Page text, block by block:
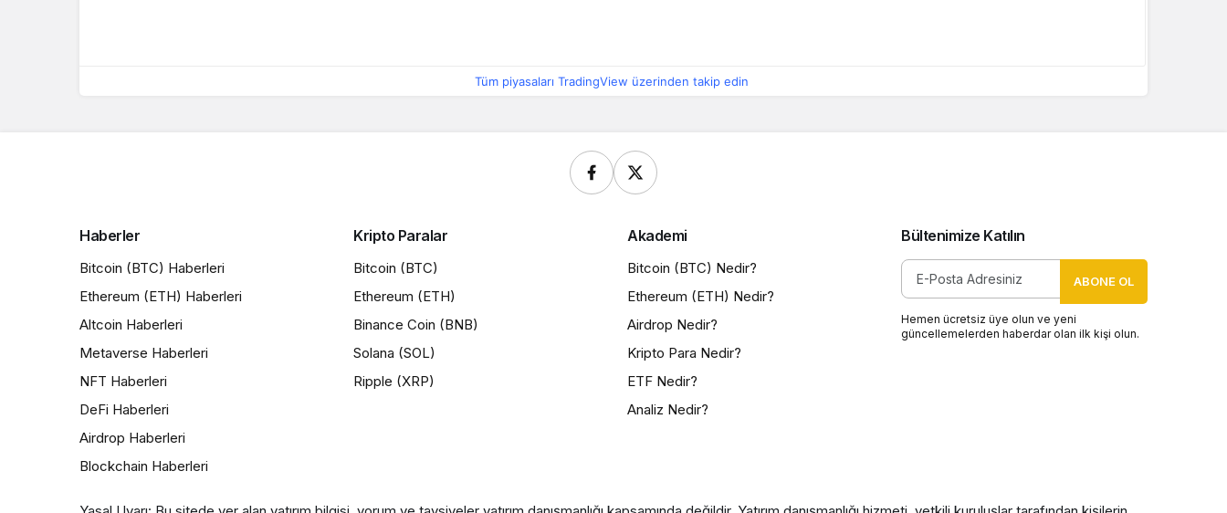
Tüm piyasaları TradingView üzerinden takip edin
Haberler
Bitcoin (BTC) Haberleri
Ethereum (ETH) Haberleri
Altcoin Haberleri
Metaverse Haberleri
NFT Haberleri
DeFi Haberleri
Airdrop Haberleri
Blockchain Haberleri
Kripto Paralar
Bitcoin (BTC)
Ethereum (ETH)
Binance Coin (BNB)
Solana (SOL)
Ripple (XRP)
Akademi
Bitcoin (BTC) Nedir?
Ethereum (ETH) Nedir?
Airdrop Nedir?
Kripto Para Nedir?
ETF Nedir?
Analiz Nedir?
Bültenimize Katılın
ABONE OL
Hemen ücretsiz üye olun ve yeni
güncellemelerden haberdar olan ilk kişi olun.